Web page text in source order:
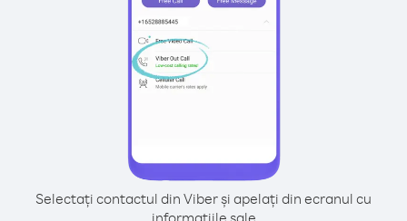
Selectați contactul din Viber și apelați din ecranul cu
informațiile sale